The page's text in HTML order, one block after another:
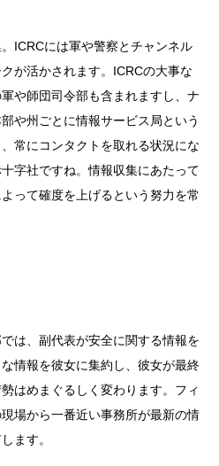
ICRCには軍や警察とチャンネル
が活かされます。ICRCの大事な
や師団司令部も含まれますし、ナ
や州ごとに情報サービス局という
常にコンタクトを取れる状況にな
字社ですね。情報収集にあたって
って確度を上げるという努力を常
は、副代表が安全に関する情報を
情報を彼女に集約し、彼女が最終
はめまぐるしく変わります。フィ
場から一番近い事務所が最新の情
ます。